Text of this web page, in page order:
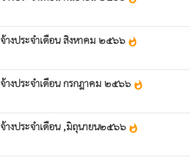
างประจำเดือน สิงหาคม ๒๕๖๖ whatshot
างประจำเดือน กรกฎาคม ๒๕๖๖ whatshot
างประจำเดือน ,มิถุนายน๒๕๖๖ whatshot